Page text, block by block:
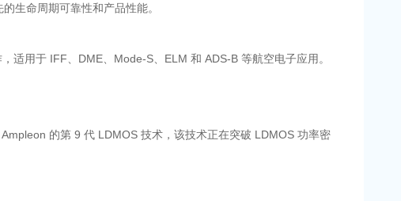
生命周期可靠性和产品性能。
用于 IFF、DME、Mode-S、ELM 和 ADS-B 等航空电子应用。
的第 9 代 LDMOS 技术，该技术正在突破 LDMOS 功率密